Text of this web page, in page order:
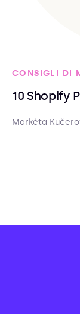
CONSIGLI DI
10 Shopify
Markéta